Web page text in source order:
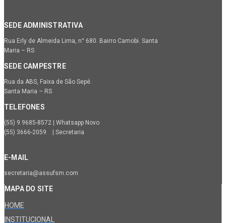
SEDE ADMINISTRATIVA
Rua Erly de Almeida Lima, n° 680. Bairro Camobi. Santa
Maria – RS
SEDE CAMPESTRE
Rua da ABS, Faixa de São Sepé.
Santa Maria – RS
TELEFONES
(55) 9.9685-8572 | Whatsapp Novo
(55) 3666-2059 | Secretaria
E-MAIL
secretaria@assufsm.com
MAPA DO SITE
HOME
INSTITUCIONAL